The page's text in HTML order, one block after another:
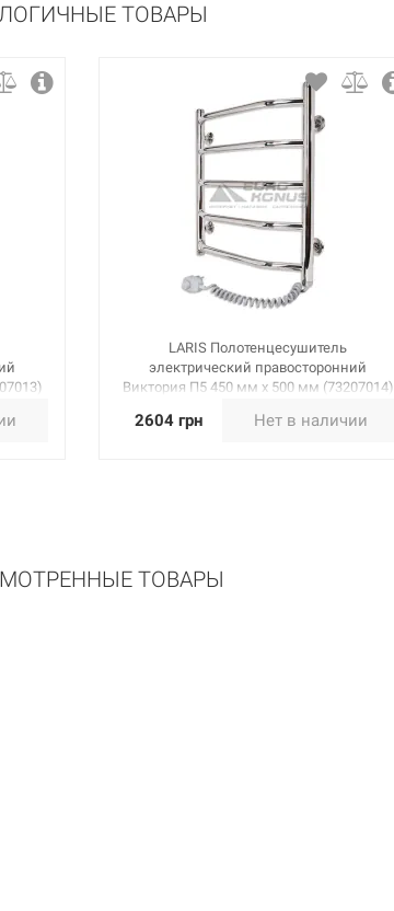
ТОВАРЫ
LARIS Полотенцесушитель
электрический правосторонний
Виктория П5 450 мм х 500 мм (73207014)
2604 грн Нет в наличии
ТОВАРЫ